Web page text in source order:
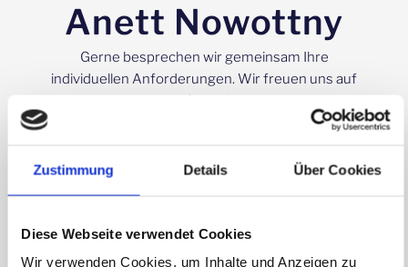
Zustimmung Details Über Cookies
Diese Webseite verwendet Cookies
Wir verwenden Cookies, um Inhalte und Anzeigen zu
Anett Nowottny
Gerne besprechen wir gemeinsam Ihre
individuellen Anforderungen. Wir freuen uns auf
Telefon Halle (Saale):
0345 56670988